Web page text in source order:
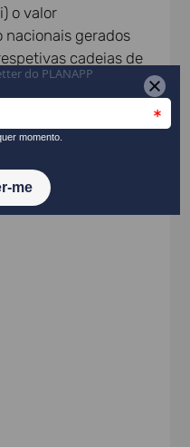
o valor
nacionais gerados
cadeias de